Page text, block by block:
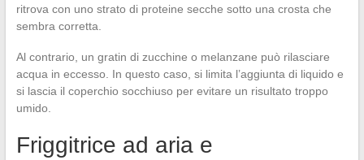
ritrova con uno strato di proteine secche sotto una crosta che
sembra corretta.
Al contrario, un gratin di zucchine o melanzane può rilasciare
acqua in eccesso. In questo caso, si limita l’aggiunta di liquido e
si lascia il coperchio socchiuso per evitare un risultato troppo
umido.
Friggitrice ad aria e